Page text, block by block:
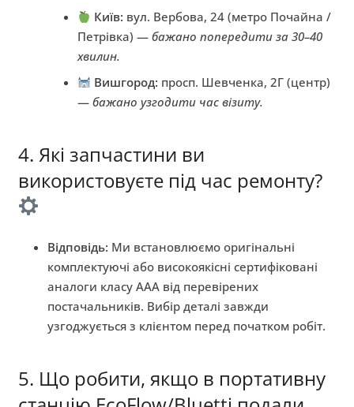
Київ: вул. Вербова, 24 (метро Почайна /
Петрівка) — бажано попередити за 30–40
хвилин.
Вишгород: просп. Шевченка, 2Г (центр)
— бажано узгодити час візиту.
4. Які запчастини ви
використовуєте під час ремонту?
Відповідь: Ми встановлюємо оригінальні
комплектуючі або високоякісні сертифіковані
аналоги класу AAA від перевірених
постачальників. Вибір деталі завжди
узгоджується з клієнтом перед початком робіт.
5. Що робити, якщо в портативну